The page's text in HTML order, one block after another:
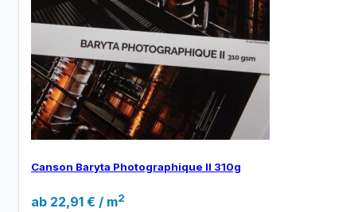
Canson Baryta Photographique II 310g
ab 22,91 € / m2